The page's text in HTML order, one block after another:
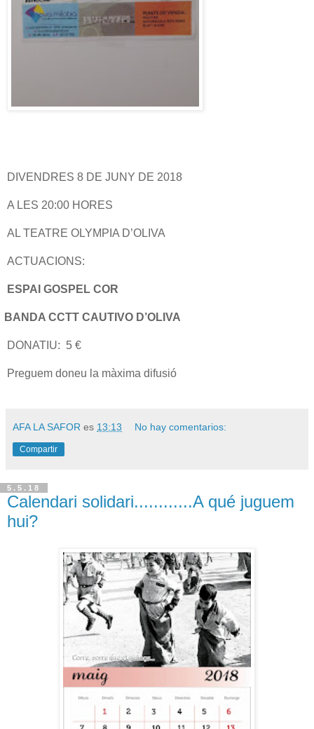
DIVENDRES 8 DE JUNY DE 2018
A LES 20:00 HORES
AL TEATRE OLYMPIA D’OLIVA
ACTUACIONS:
ESPAI GOSPEL COR
BANDA CCTT CAUTIVO D’OLIVA
DONATIU: 5 €
Preguem doneu la màxima difusió
AFA LA SAFOR es 13:13 No hay comentarios:
Compartir
5.5.18
Calendari solidari............A qué juguem
hui?